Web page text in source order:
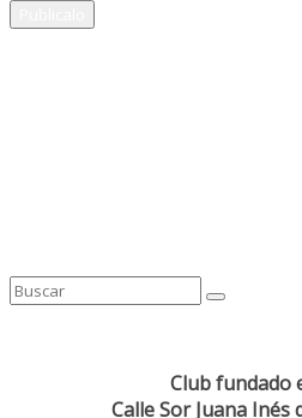
Club fundado
Calle Sor Juana Inés